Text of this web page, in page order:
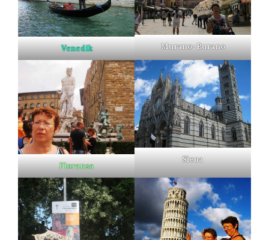
Venedik Murano-Burano
Floransa
Siena